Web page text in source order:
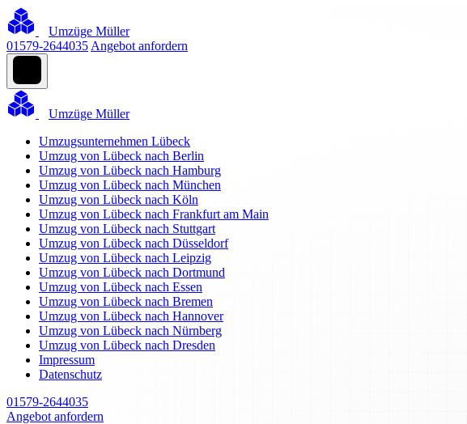
Umzüge Müller
01579-2644035 Angebot anfordern
Umzüge Müller
Umzugsunternehmen Lübeck
Umzug von Lübeck nach Berlin
Umzug von Lübeck nach Hamburg
Umzug von Lübeck nach München
Umzug von Lübeck nach Köln
Umzug von Lübeck nach Frankfurt am Main
Umzug von Lübeck nach Stuttgart
Umzug von Lübeck nach Düsseldorf
Umzug von Lübeck nach Leipzig
Umzug von Lübeck nach Dortmund
Umzug von Lübeck nach Essen
Umzug von Lübeck nach Bremen
Umzug von Lübeck nach Hannover
Umzug von Lübeck nach Nürnberg
Umzug von Lübeck nach Dresden
Impressum
Datenschutz
01579-2644035
Angebot anfordern